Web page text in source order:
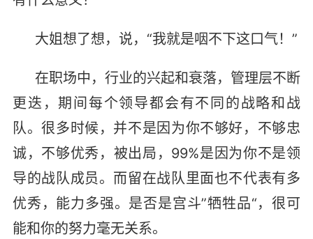
大姐想了想，说，“我就是咽不下这口气！”
在职场中，行业的兴起和衰落，管理层不断
更迭，期间每个领导都会有不同的战略和战
队。很多时候，并不是因为你不够好，不够忠
诚，不够优秀，被出局，99%是因为你不是领
导的战队成员。而留在战队里面也不代表有多
优秀，能力多强。是否是宫斗”牺牲品“，很可
能和你的努力毫无关系。